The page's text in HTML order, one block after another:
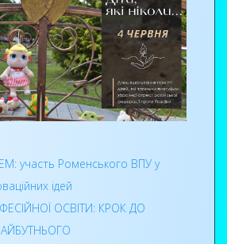
пам’яті загиблих
дітей студенти училища
акції «Голоси
участь Роменського ВПУ у
ідей
ОСВІТИ: КРОК ДО